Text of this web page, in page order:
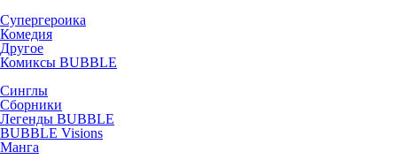
Супергероика
Комедия
Другое
Комиксы BUBBLE
Синглы
Сборники
Легенды BUBBLE
BUBBLE Visions
Манга